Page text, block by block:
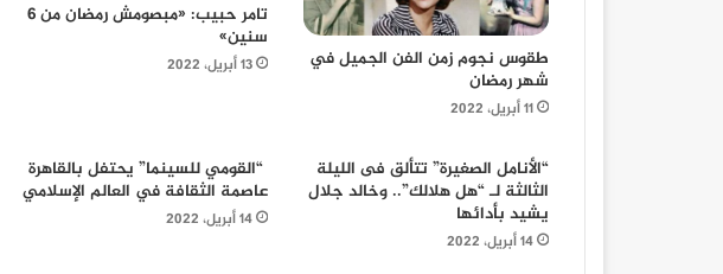
طقوس نجوم زمن الفن الجميل في
شهر رمضان
11 أبريل، 2022
تامر حبيب: «مبصومش رمضان من 6
سنين»
13 أبريل، 2022
“الأنامل الصغيرة” تتألق فى الليلة
الثالثة لـ “هل هلالك”.. وخالد جلال
يشيد بأدائها
14 أبريل، 2022
“القومي للسينما” يحتفل بالقاهرة
عاصمة الثقافة في العالم الإسلامي
14 أبريل، 2022